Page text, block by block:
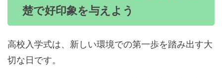
楚で好印象を与えよう
高校入学式は、新しい環境での第一歩を踏み出す大
切な日です。